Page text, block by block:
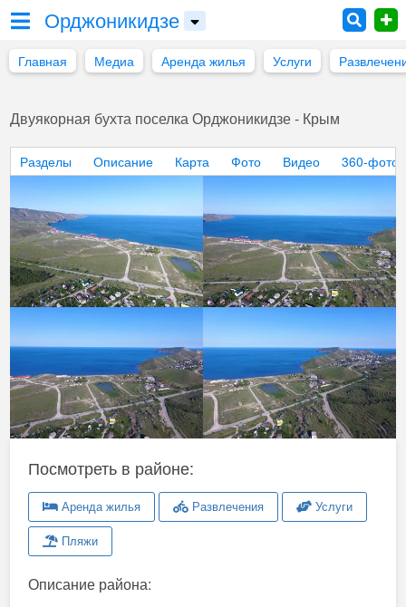
Орджоникидзе
Главная Медиа Аренда жилья Услуги
Двуякорная бухта поселка Орджоникидзе - Крым
Разделы Описание Карта Фото Видео 360-фото
Посмотреть в районе:
Аренда жилья Развлечения Услуги
Пляжи
Описание района: